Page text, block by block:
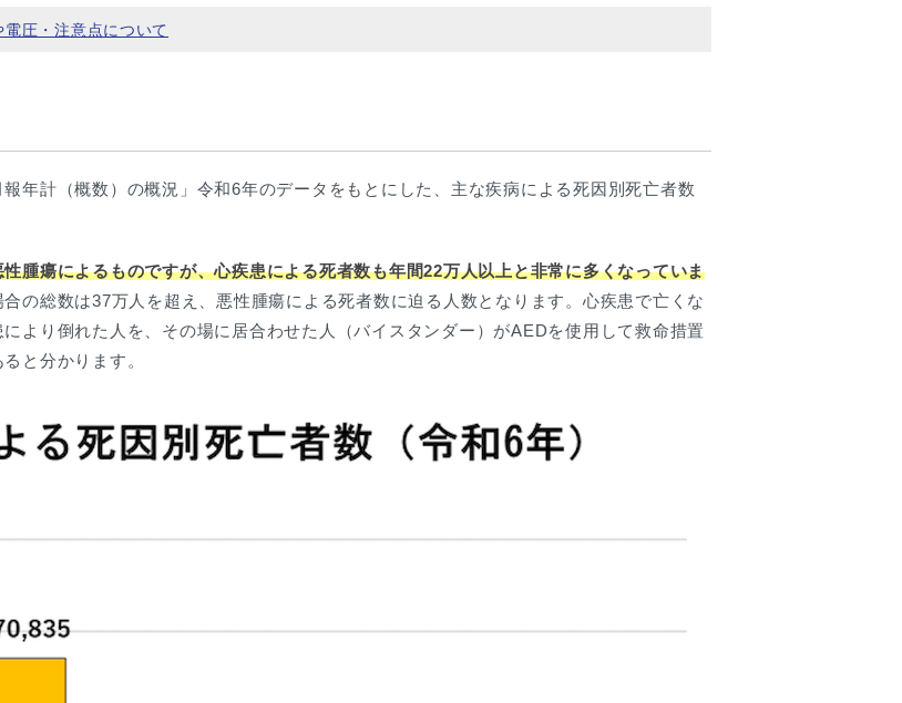
圧・注意点について
年計（概数）の概況」令和6年のデータをもとにした、主な疾病による死因別死亡者数
腫瘍によるものですが、心疾患による死者数も年間22万人以上と非常に多くなっていま
の総数は37万人を超え、悪性腫瘍による死者数に迫る人数となります。心疾患で亡くな
より倒れた人を、その場に居合わせた人（バイスタンダー）がAEDを使用して救命措置
と分かります。